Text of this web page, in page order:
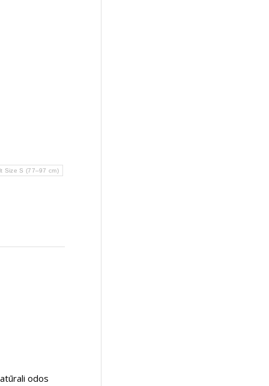
Size S (77–97 cm)
odos